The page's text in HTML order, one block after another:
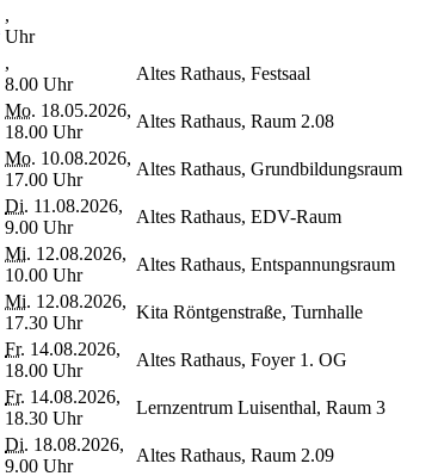
,
Uhr
,
8.00 Uhr
Altes Rathaus, Festsaal
Mo. 18.05.2026,
18.00 Uhr
Altes Rathaus, Raum 2.08
Mo. 10.08.2026,
17.00 Uhr
Altes Rathaus, Grundbildungsraum
Di. 11.08.2026,
9.00 Uhr
Altes Rathaus, EDV-Raum
Mi. 12.08.2026,
10.00 Uhr
Altes Rathaus, Entspannungsraum
Mi. 12.08.2026,
17.30 Uhr
Kita Röntgenstraße, Turnhalle
Fr. 14.08.2026,
18.00 Uhr
Altes Rathaus, Foyer 1. OG
Fr. 14.08.2026,
18.30 Uhr
Lernzentrum Luisenthal, Raum 3
Di. 18.08.2026,
9.00 Uhr
Altes Rathaus, Raum 2.09